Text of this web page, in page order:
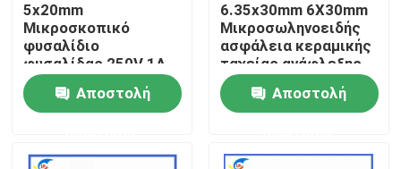
Σπίτι
Προϊόντα
βίντεο
5x20mm
Μικροσκοπικό
φυσαλίδιο
φυσαλίδας 250V 1A-
16A γυάλινο σωλήνα
Αποστολή
6.35x30mm 6X30mm
Μικροσωληνοειδής
ασφάλεια κεραμικής
ταχείας ανάφλεξης
F10A/12A/15A/20A/25A/
Pin Double Cap
Αποστολή